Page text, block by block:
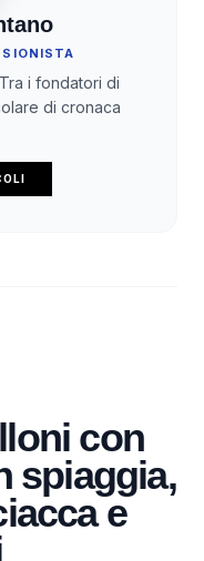
i fondatori di
di cronaca
con
spiaggia,
e